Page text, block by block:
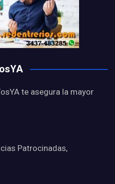
te asegura la mayor
Patrocinadas,